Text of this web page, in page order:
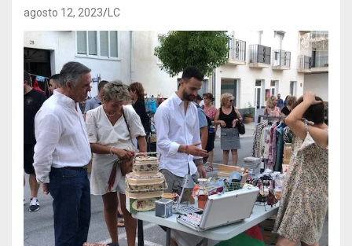
agosto 12, 2023 LC